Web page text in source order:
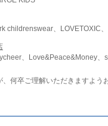
childrenswear、LOVETOXIC
、Love&Peace&Money、
何卒ご理解いただきますよう